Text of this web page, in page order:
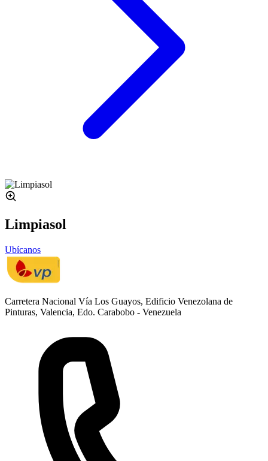
Limpiasol
Ubícanos
Carretera Nacional Vía Los Guayos, Edificio Venezolana de
Pinturas, Valencia, Edo. Carabobo - Venezuela